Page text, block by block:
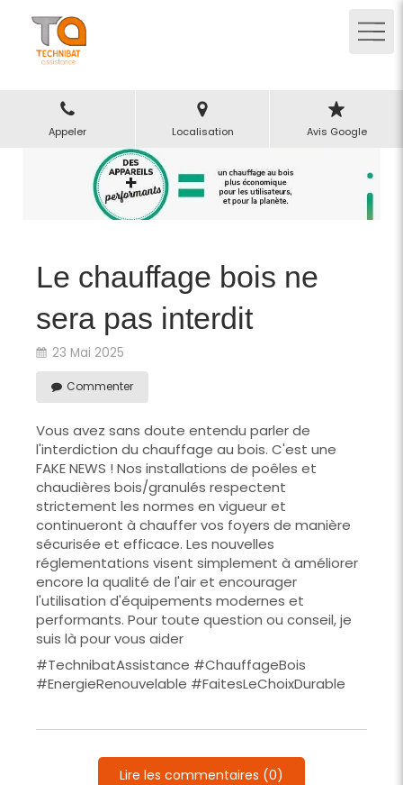
Appeler Localisation Avis Google
Le chauffage bois ne
sera pas interdit
23 Mai 2025
Commenter
Vous avez sans doute entendu parler de
l'interdiction du chauffage au bois. C'est une
FAKE NEWS ! Nos installations de poêles et
chaudières bois/granulés respectent
strictement les normes en vigueur et
continueront à chauffer vos foyers de manière
sécurisée et efficace. Les nouvelles
réglementations visent simplement à améliorer
encore la qualité de l'air et encourager
l'utilisation d'équipements modernes et
performants. Pour toute question ou conseil, je
suis là pour vous aider
#TechnibatAssistance #ChauffageBois
#EnergieRenouvelable #FaitesLeChoixDurable
Lire les commentaires (0)